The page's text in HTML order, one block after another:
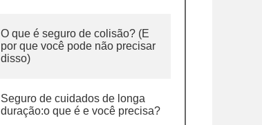
O que é seguro de colisão? (E
por que você pode não precisar
disso)
Seguro de cuidados de longa
duração:o que é e você precisa?